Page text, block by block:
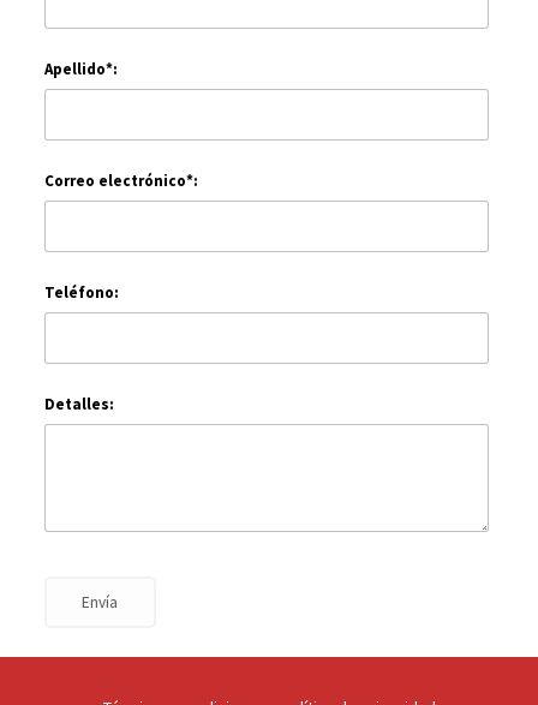
Apellido*:
Correo electrónico*:
Teléfono:
Detalles:
Envía